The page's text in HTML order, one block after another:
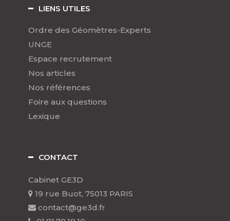
LIENS UTILES
Ordre des Géomètres-Experts
UNGE
Espace recrutement
Nos articles
Nos références
Foire aux questions
Lexique
CONTACT
Cabinet GE3D
19 rue Buot, 75013 PARIS
contact@ge3d.fr